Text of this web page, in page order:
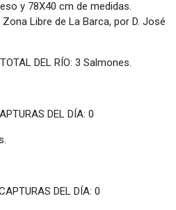
y 78X40 cm de medidas.
Libre de La Barca, por D. José
3 Salmones.
DEL DÍA: 0
DEL DÍA: 0